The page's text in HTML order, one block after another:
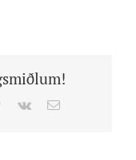
Pinterest
Vk Email